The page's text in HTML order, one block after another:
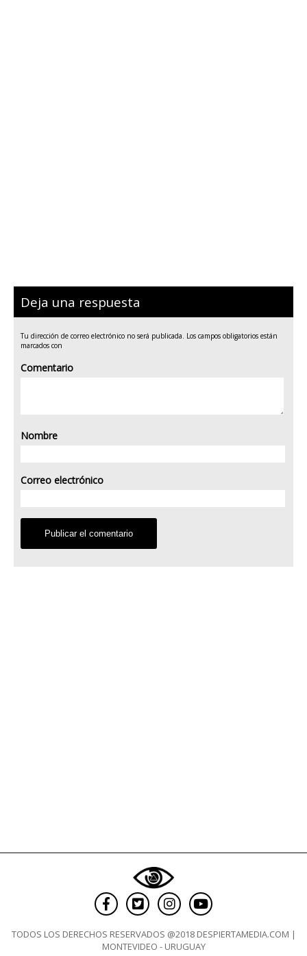
Deja una respuesta
Tu dirección de correo electrónico no será publicada. Los campos obligatorios están
marcados con
Comentario
Nombre
Correo electrónico
TODOS LOS DERECHOS RESERVADOS @2018 DESPIERTAMEDIA.COM |
MONTEVIDEO - URUGUAY